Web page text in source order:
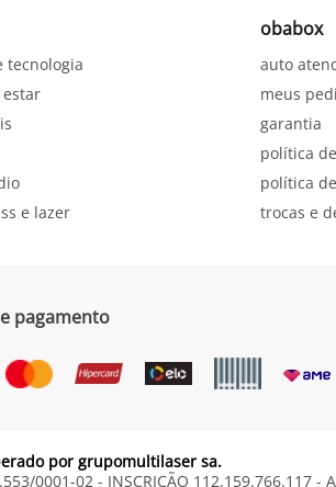
tecnologia
e lazer
obabox
auto
meus
garantia
política
política
trocas e
pagamento
por grupomultilaser sa.
0001-02 - INSCRIÇÃO 112.159.766.117 -